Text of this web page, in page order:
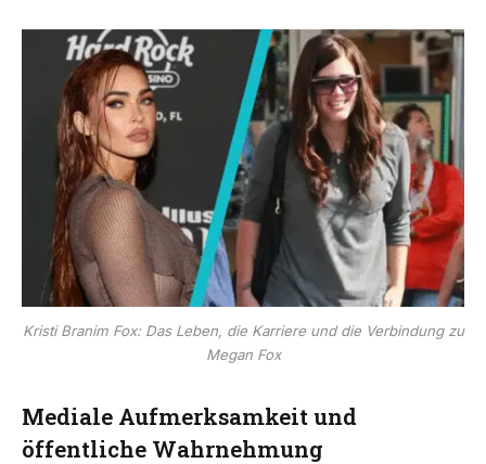
Kristi Branim Fox: Das Leben, die Karriere und die Verbindung zu
Megan Fox
Mediale Aufmerksamkeit und
öffentliche Wahrnehmung